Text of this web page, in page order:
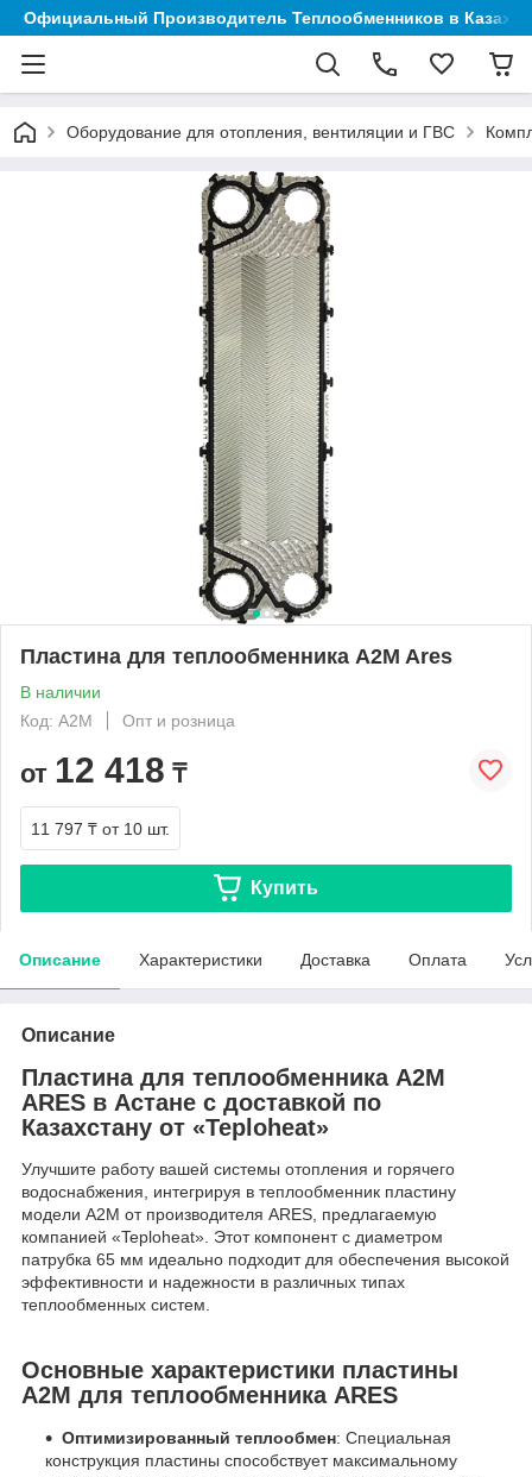
Официальный Производитель Теплообменников в
Оборудование для отопления, вентиляции и ГВС
Пластина для теплообменника A2M Ares
В наличии
Код: A2M
Опт и розница
от 12 418 ₸
11 797 ₸ от 10 шт.
Купить
Описание Характеристики Доставка Оплата
Описание
Пластина для теплообменника A2M
ARES в Астане с доставкой по
Казахстану от «Teploheat»
Улучшите работу вашей системы отопления и горячего
водоснабжения, интегрируя в теплообменник пластину
модели A2M от производителя ARES, предлагаемую
компанией «Teploheat». Этот компонент с диаметром
патрубка 65 мм идеально подходит для обеспечения высокой
эффективности и надежности в различных типах
теплообменных систем.
Основные характеристики пластины
A2M для теплообменника ARES
Оптимизированный теплообмен: Специальная
конструкция пластины способствует максимальному